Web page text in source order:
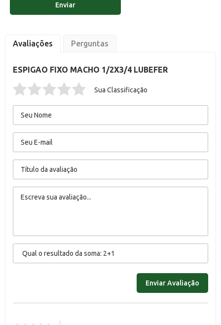
Enviar
Avaliações Perguntas
ESPIGAO FIXO MACHO 1/2X3/4 LUBEFER
Sua Classificação